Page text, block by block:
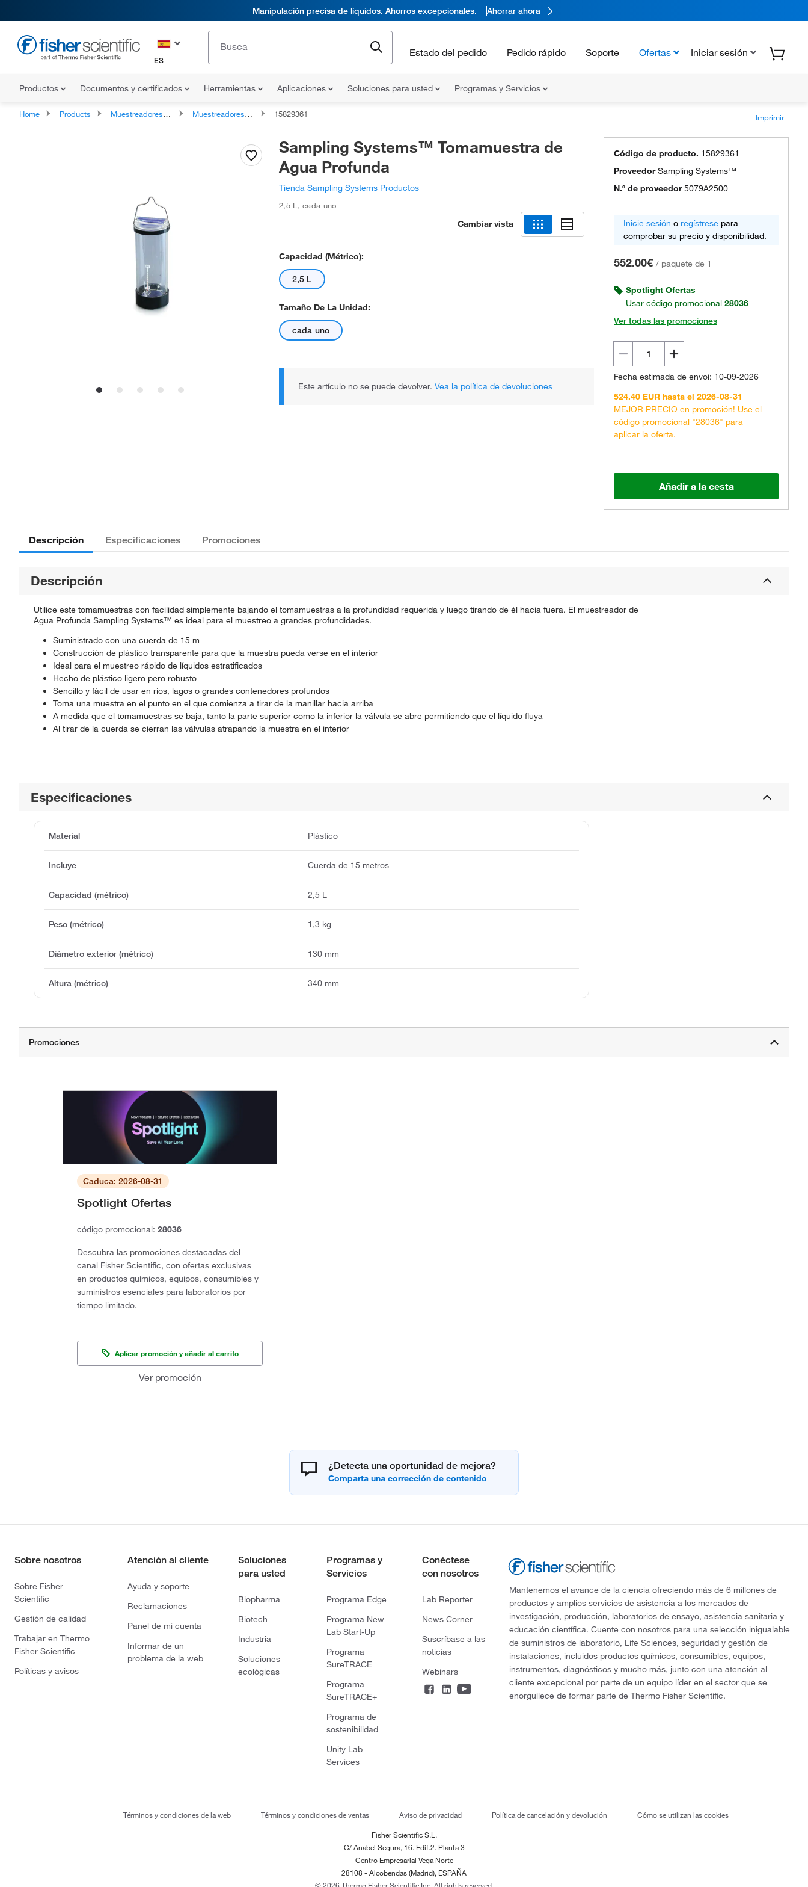
Manipulación precisa de líquidos. Ahorros excepcionales. Ahorrar ahora
ES
Estado del pedido Pedido rápido Soporte Ofertas Iniciar sesión
Productos Documentos y certificados Herramientas Aplicaciones Soluciones para usted Programas y Servicios
Home Products Muestreadores ambientales Muestreadores de agua y aguas residuales 15829361 Imprimir
Sampling Systems™ Tomamuestra de
Agua Profunda
Tienda Sampling Systems Productos
2,5 L ,cada uno
Cambiar vista
Capacidad (métrico):
2,5 L
Tamaño De La Unidad:
cada uno
Este artículo no se puede devolver. Vea la política de devoluciones
Código de producto. 15829361
ProveedorSampling Systems™
N.º de proveedor 5079A2500
Inicie sesión o regístrese para
comprobar su precio y disponibilidad.
552.00€ / paquete de 1
Spotlight Ofertas
Usar código promocional 28036
Ver todas las promociones
Fecha estimada de envoi: 10-09-2026
524.40 EUR hasta el 2026-08-31
MEJOR PRECIO en promoción! Use el
código promocional "28036" para
aplicar la oferta.
Añadir a la cesta
Descripción Especificaciones Promociones
Descripción
Utilice este tomamuestras con facilidad simplemente bajando el tomamuestras a la profundidad requerida y luego tirando de él hacia fuera. El muestreador de
Agua Profunda Sampling Systems™ es ideal para el muestreo a grandes profundidades.
Suministrado con una cuerda de 15 m
Construcción de plástico transparente para que la muestra pueda verse en el interior
Ideal para el muestreo rápido de líquidos estratificados
Hecho de plástico ligero pero robusto
Sencillo y fácil de usar en ríos, lagos o grandes contenedores profundos
Toma una muestra en el punto en el que comienza a tirar de la manillar hacia arriba
A medida que el tomamuestras se baja, tanto la parte superior como la inferior la válvula se abre permitiendo que el líquido fluya
Al tirar de la cuerda se cierran las válvulas atrapando la muestra en el interior
Especificaciones
Material Plástico
Incluye Cuerda de 15 metros
Capacidad (métrico) 2,5 L
Peso (métrico) 1,3 kg
Diámetro exterior (métrico) 130 mm
Altura (métrico) 340 mm
Caduca: 2026-08-31
Spotlight Ofertas
código promocional: 28036
Descubra las promociones destacadas del
canal Fisher Scientific, con ofertas exclusivas
en productos químicos, equipos, consumibles y
suministros esenciales para laboratorios por
tiempo limitado.
Aplicar promoción y añadir al carrito
Ver promoción
¿Detecta una oportunidad de mejora?
Sobre nosotros
Sobre Fisher
Scientific
Gestión de calidad
Trabajar en Thermo
Fisher Scientific
Políticas y avisos
Atención al cliente
Ayuda y soporte
Reclamaciones
Panel de mi cuenta
Informar de un
problema de la web
Soluciones
para usted
Biopharma
Biotech
Industria
Soluciones
ecológicas
Programas y
Servicios
Programa Edge
Programa New
Lab Start-Up
Programa
SureTRACE
Programa
SureTRACE+
Programa de
sostenibilidad
Unity Lab
Services
Conéctese
con nosotros
Lab Reporter
News Corner
Suscríbase a las
noticias
Webinars
Mantenemos el avance de la ciencia ofreciendo más de 6 millones de
productos y amplios servicios de asistencia a los mercados de
investigación, producción, laboratorios de ensayo, asistencia sanitaria y
educación científica. Cuente con nosotros para una selección inigualable
de suministros de laboratorio, Life Sciences, seguridad y gestión de
instalaciones, incluidos productos químicos, consumibles, equipos,
instrumentos, diagnósticos y mucho más, junto con una atención al
cliente excepcional por parte de un equipo líder en el sector que se
enorgullece de formar parte de Thermo Fisher Scientific.
Términos y condiciones de la web Términos y condiciones de ventas Aviso de privacidad Política de cancelación y devolución Cómo se utilizan las cookies
Fisher Scientific S.L.
C/ Anabel Segura, 16. Edif.2. Planta 3
Centro Empresarial Vega Norte
28108 - Alcobendas (Madrid), ESPAÑA
© 2026 Thermo Fisher Scientific Inc. All rights reserved.